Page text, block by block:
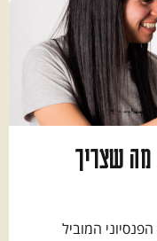
שצריך
המוביל